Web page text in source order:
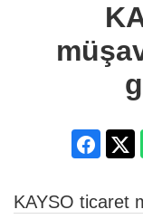
KAYSO ticaret